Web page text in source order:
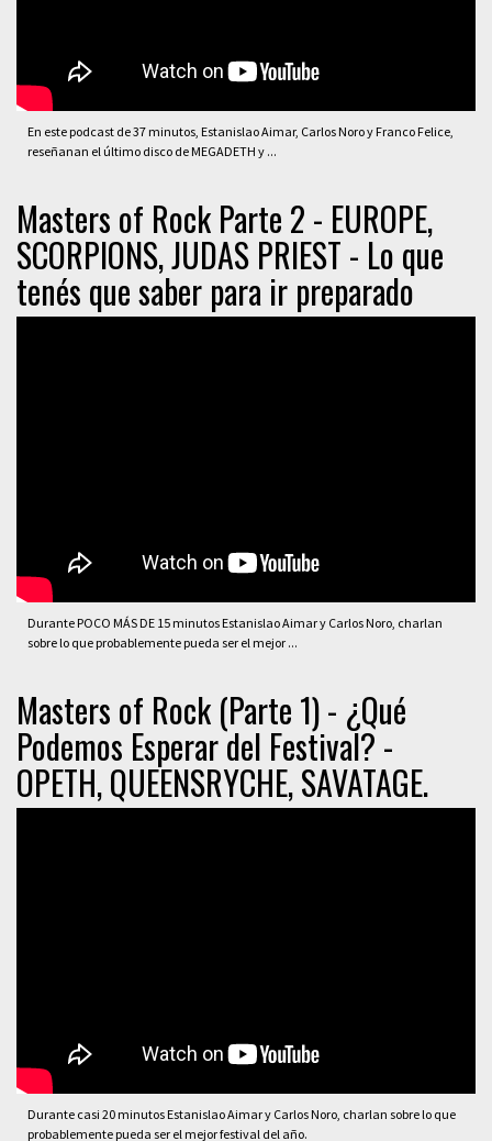
En este podcast de 37 minutos, Estanislao Aimar, Carlos Noro y Franco Felice,
reseñanan el último disco de MEGADETH y ...
Masters of Rock Parte 2 - EUROPE,
SCORPIONS, JUDAS PRIEST - Lo que
tenés que saber para ir preparado
Durante POCO MÁS DE 15 minutos Estanislao Aimar y Carlos Noro, charlan
sobre lo que probablemente pueda ser el mejor ...
Masters of Rock (Parte 1) - ¿Qué
Podemos Esperar del Festival? -
OPETH, QUEENSRYCHE, SAVATAGE.
Durante casi 20 minutos Estanislao Aimar y Carlos Noro, charlan sobre lo que
probablemente pueda ser el mejor festival del año.